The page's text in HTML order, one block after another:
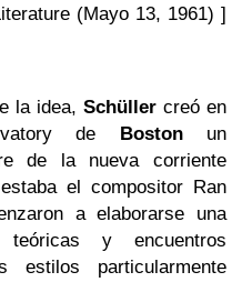
(Mayo 13, 1961) ]
la idea, Schüllercreó en
de Bostonun
de la nueva corriente
el compositor Ran
a elaborarse una
teóricas y encuentros
estilos particularmente